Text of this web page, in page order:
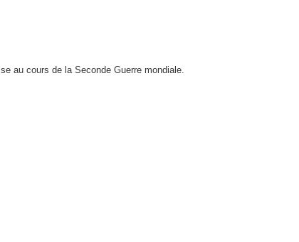
au cours de la Seconde Guerre mondiale.